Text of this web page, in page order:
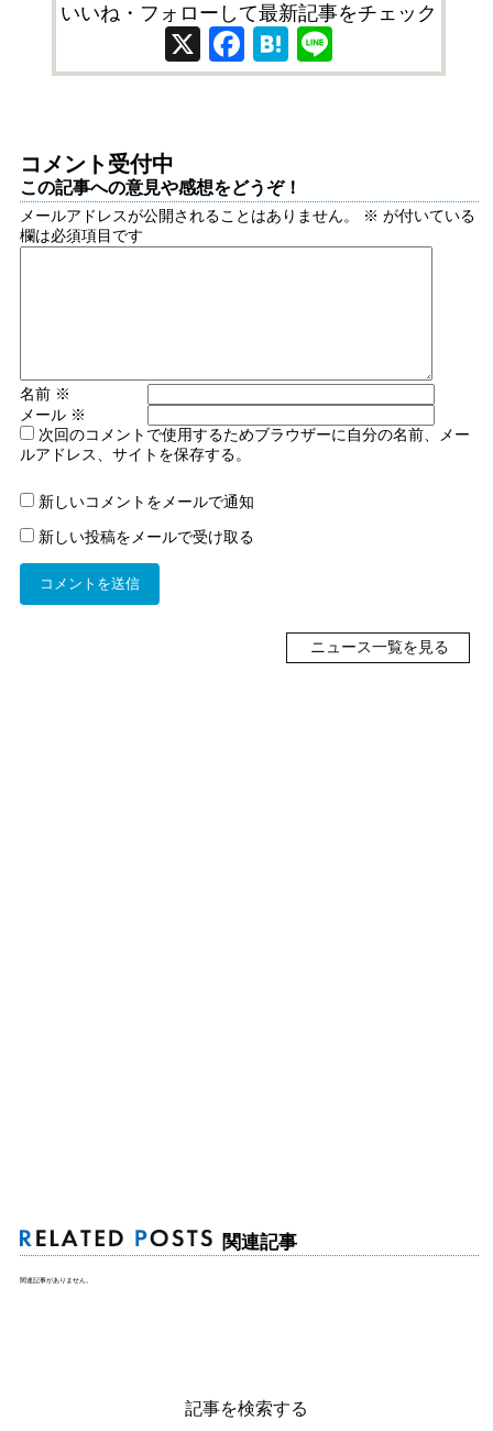
いいね・フォローして最新記事をチェック
X Facebook
Hatena
コメント受付中
この記事への意見や感想をどうぞ！
メールアドレスが公開されることはありません。 ※ が付いている
欄は必須項目です
名前 ※
メール ※
次回のコメントで使用するためブラウザーに自分の名前、メー
ルアドレス、サイトを保存する。
新しいコメントをメールで通知
新しい投稿をメールで受け取る
ニュース一覧を見る
関連記事
関連記事がありません。
記事を検索する